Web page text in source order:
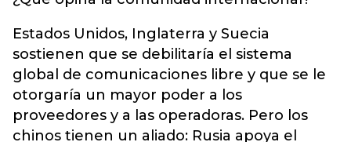
Estados Unidos, Inglaterra y Suecia
sostienen que se debilitaría el sistema
global de comunicaciones libre y que se le
otorgaría un mayor poder a los
proveedores y a las operadoras. Pero los
chinos tienen un aliado: Rusia apoya el